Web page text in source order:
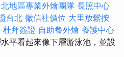
地區專業外燴團隊 長照中心
台北 徵信社價位 大里放鬆按
杜拜簽證 自助餐外燴 養護中心
平看起來像下層游泳池，並設